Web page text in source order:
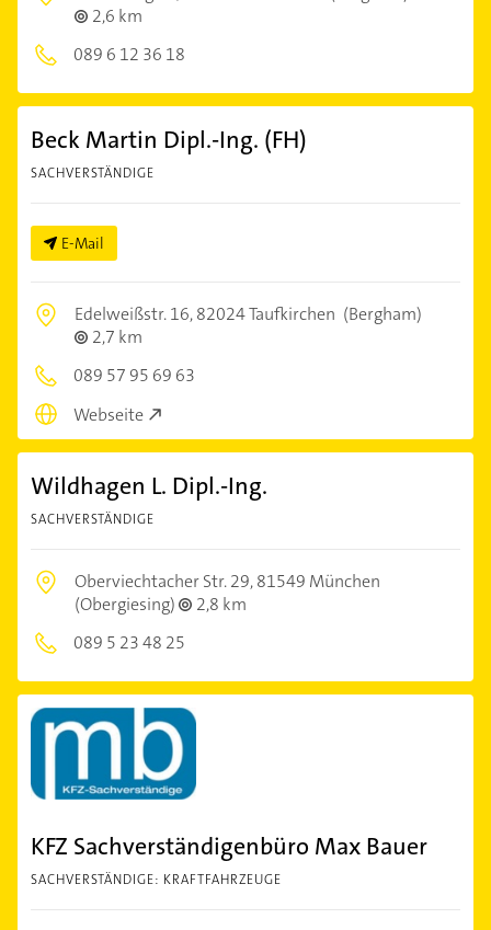
2,6 km
089 6 12 36 18
Beck Martin Dipl.-Ing. (FH)
SACHVERSTÄNDIGE
E-Mail
Edelweißstr. 16,82024 Taufkirchen (Bergham)
2,7 km
089 57 95 69 63
Webseite
Wildhagen L. Dipl.-Ing.
SACHVERSTÄNDIGE
Oberviechtacher Str. 29,81549 München
(Obergiesing)
2,8 km
089 5 23 48 25
KFZ Sachverständigenbüro Max Bauer
SACHVERSTÄNDIGE: KRAFTFAHRZEUGE